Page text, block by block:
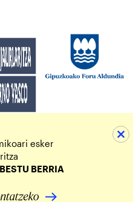
esker
BERRIA